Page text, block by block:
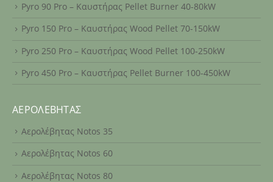
Pyro 90 Pro – Καυστήρας Pellet Burner 40-80kW
Pyro 150 Pro – Καυστήρας Wood Pellet 70-150kW
Pyro 250 Pro – Καυστήρας Wood Pellet 100-250kW
Pyro 450 Pro – Καυστήρας Pellet Burner 100-450kW
ΑΕΡΟΛΈΒΗΤΑΣ
Αερολέβητας Notos 35
Αερολέβητας Notos 60
Αερολέβητας Notos 80